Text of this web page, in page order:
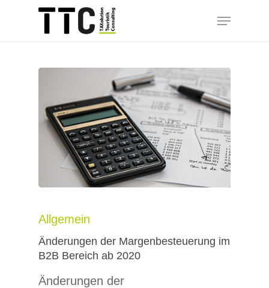
Menu
Allgemein
Änderungen der Margenbesteuerung im
B2B Bereich ab 2020
Änderungen der